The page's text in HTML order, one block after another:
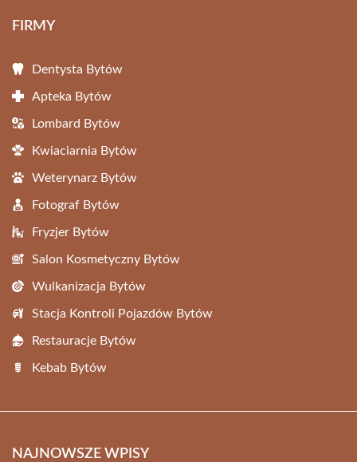
FIRMY
Dentysta Bytów
Apteka Bytów
Lombard Bytów
Kwiaciarnia Bytów
Weterynarz Bytów
Fotograf Bytów
Fryzjer Bytów
Salon Kosmetyczny Bytów
Wulkanizacja Bytów
Stacja Kontroli Pojazdów Bytów
Restauracje Bytów
Kebab Bytów
NAJNOWSZE WPISY